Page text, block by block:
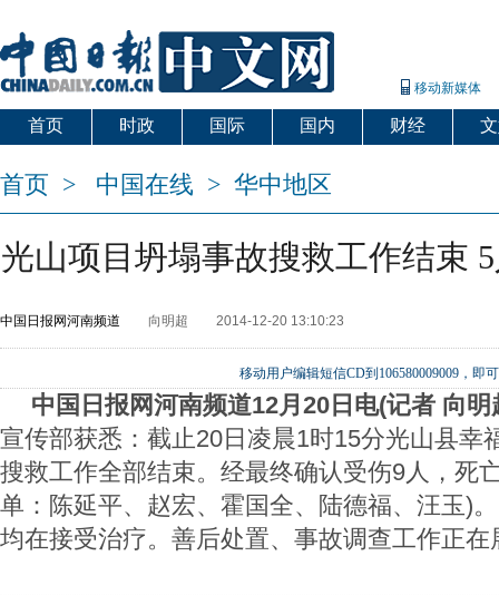
移动新媒体
首页 时政 国际 国内 财经
首页 > 中国在线 > 华中地区
光山项目坍塌事故搜救工作结束
中国日报网河南频道 向明超 2014-12-20 13:10:23
移动用户编辑短信CD到106580009009，即
中国日报网河南频道12月20日电(记者 向明
宣传部获悉：截止20日凌晨1时15分光山县幸
搜救工作全部结束。经最终确认受伤9人，死
单：陈延平、赵宏、霍国全、陆德福、汪玉)
均在接受治疗。善后处置、事故调查工作正在